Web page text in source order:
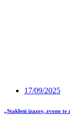
17/09/2025
„Stakleni izazov, zvono te